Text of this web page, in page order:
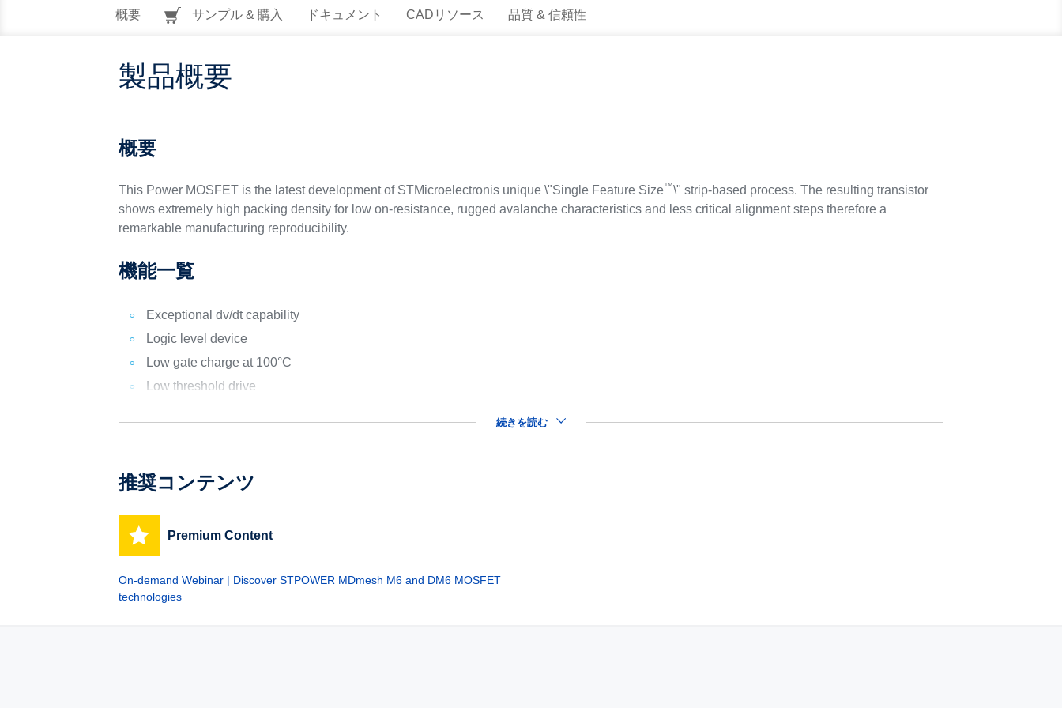
概要 サンプル & 購入 ドキュメント CADリソース 品質 & 信頼性
製品概要
概要
This Power MOSFET is the latest development of STMicroelectronis unique \"Single Feature Size™\" strip-based process. The resulting transistor
shows extremely high packing density for low on-resistance, rugged avalanche characteristics and less critical alignment steps therefore a
remarkable manufacturing reproducibility.
機能一覧
Exceptional dv/dt capability
Logic level device
Low gate charge at 100°C
Low threshold drive
続きを読む
推奨コンテンツ
Premium Content
On-demand Webinar | Discover STPOWER MDmesh M6 and DM6 MOSFET
technologies